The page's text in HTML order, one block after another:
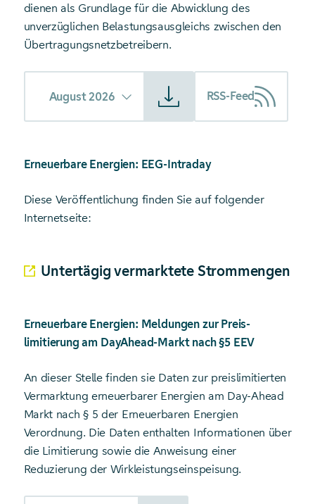
dienen als Grundlage für die Abwicklung des
unverzüglichen Belastungsausgleichs zwischen den
Übertragungsnetzbetreibern.
August 2026 RSS-Feed
Erneuerbare Energien: EEG-Intraday
Diese Veröffentlichung finden Sie auf folgender
Internetseite:
Untertägig vermarktete Strommengen
Erneuerbare Energien: Meldungen zur Preis­
limitierung am DayAhead-Markt nach §5 EEV
An dieser Stelle finden sie Daten zur preis­limitierten
Vermarktung erneuerbarer Energien am Day-Ahead
Markt nach § 5 der Erneuerbaren Energien
Verordnung. Die Daten enthalten Informationen über
die Limitierung sowie die Anweisung einer
Reduzierung der Wirkleistungs­einspeisung.